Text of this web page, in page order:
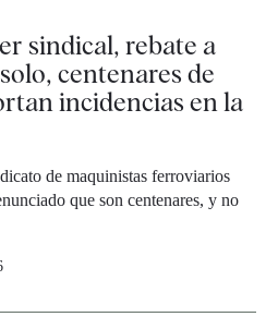
sindical, rebate a
centenares de
incidencias en la
de maquinistas ferroviarios
que son centenares, y no